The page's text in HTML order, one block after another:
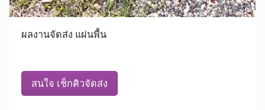
ผลงานจัดส่ง แผ่นพื้น
สนใจ เช็กคิวจัดส่ง